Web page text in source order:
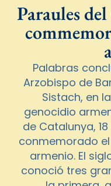
Paraules
Palabras
Arzobispo de
Sistach, en
genocidio
de Catalunya,
conmemorado
armenio. El
conoció tres